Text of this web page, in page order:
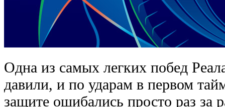
Одна из самых легких побед
давили, и по ударам в первом
защите ошибались просто раз за